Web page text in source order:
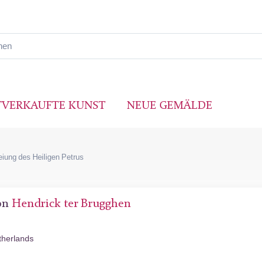
KUNST NEUE GEMÄLDE
des Heiligen Petrus
Hendrick ter Brugghen